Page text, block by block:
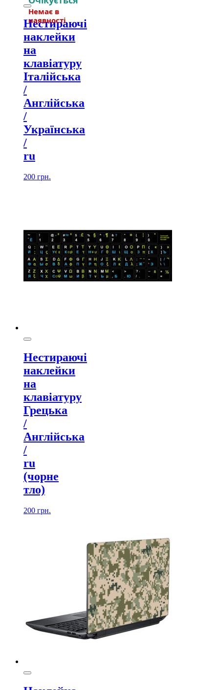
Нестираючі
наклейки
на
клавіатуру
Італійська
/
Англійська
/
Українська
/
ru
200 грн.
Нестираючі
наклейки
на
клавіатуру
Грецька
/
Англійська
/
ru
(чорне
тло)
200 грн.